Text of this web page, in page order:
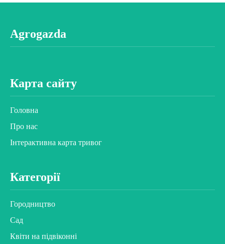
Agrogazda
Карта сайту
Головна
Про нас
Інтерактивна карта тривог
Категорії
Городництво
Сад
Квіти на підвіконні